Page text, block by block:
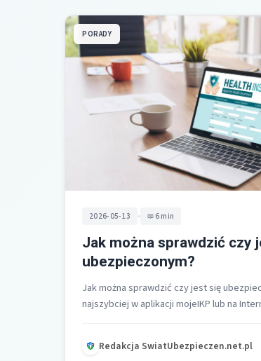
PORADY
2026-05-13 • 6 min
Jak można sprawdzić czy
ubezpieczonym?
Jak można sprawdzić czy jest się
najszybciej w aplikacji mojeIKP lub na
Redakcja SwiatUbezpieczen.net.pl